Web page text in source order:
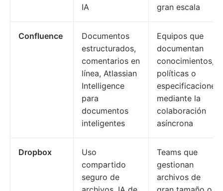
IA
gran escala
Confluence
Documentos
estructurados,
comentarios en
línea, Atlassian
Intelligence
para
documentos
inteligentes
Equipos que
documentan
conocimientos,
políticas o
especificaciones
mediante la
colaboración
asíncrona
Dropbox
Uso
compartido
seguro de
Teams que
gestionan
archivos de